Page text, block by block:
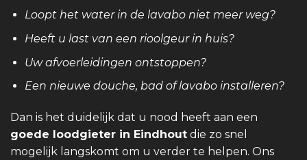
Loopt het water in de lavabo niet meer weg?
Heeft u last van een rioolgeur in huis?
Uw afvoerleidingen ontstoppen?
Een nieuwe douche, bad of lavabo installeren?
Dan is het duidelijk dat u nood heeft aan een
goede loodgieter in Eindhout die zo snel
mogelijk langskomt om u verder te helpen. Ons